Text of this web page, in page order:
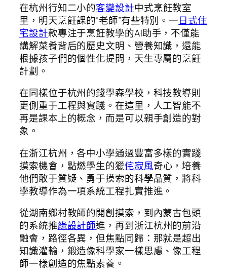
在杭州行知二小的客變設計中式烹飪教室
里，明天烹飪課的“老師”有些特別。一日式住
宅設計款專注于烹飪教學的AI助手，不僅能
講解菜肴背后的歷史文明、營養知識，還能
根據孩子們的個性化提問，天生專屬的烹飪
計劃。
在同樣位于杭州的錢學森學校，科技教導則
更側重于工程與實踐。在這里，人工智能不
再是課本上的概念，而是可以親手創造的對
象。
在浙江杭州，各中小學通過豐富多樣的實踐
摸索機會，點燃學生的獵侘寂風奇心，培養
他們敢于質疑、勇于摸索的科學品質，將科
學教導作為一項系統工程扎實推進。
從湖南鄉村教師的開創摸索，到內蒙古包頭
的系統推綠設計師進，再到浙江杭州的前沿
融會，路徑各異，但焦點同歸：那就是超出
知識灌輸，鍛造像科學家一樣思慮、像工程
師一樣創造的焦點素養。